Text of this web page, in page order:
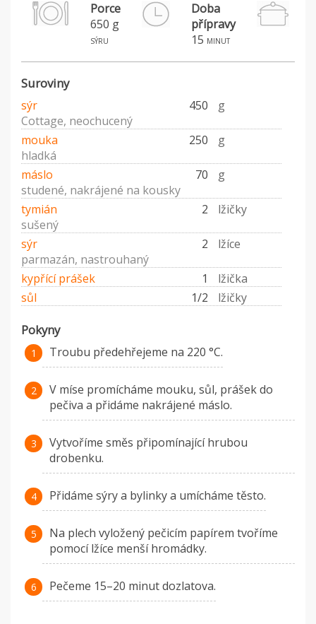
Porce
650 g
sýru
Doba
přípravy
15 minut
Suroviny
sýr 450
g
Cottage, neochucený
mouka
250
g
hladká
máslo
70
g
studené, nakrájené na kousky
tymián
2
lžičky
sušený
sýr
2
lžíce
parmazán, nastrouhaný
kypřící prášek
1
lžička
sůl
1/2 lžičky
Pokyny
Troubu předehřejeme na 220 °C.
V míse promícháme mouku, sůl, prášek do
pečiva a přidáme nakrájené máslo.
Vytvoříme směs připomínající hrubou
drobenku.
Přidáme sýry a bylinky a umícháme těsto.
Na plech vyložený pečicím papírem tvoříme
pomocí lžíce menší hromádky.
Pečeme 15–20 minut dozlatova.